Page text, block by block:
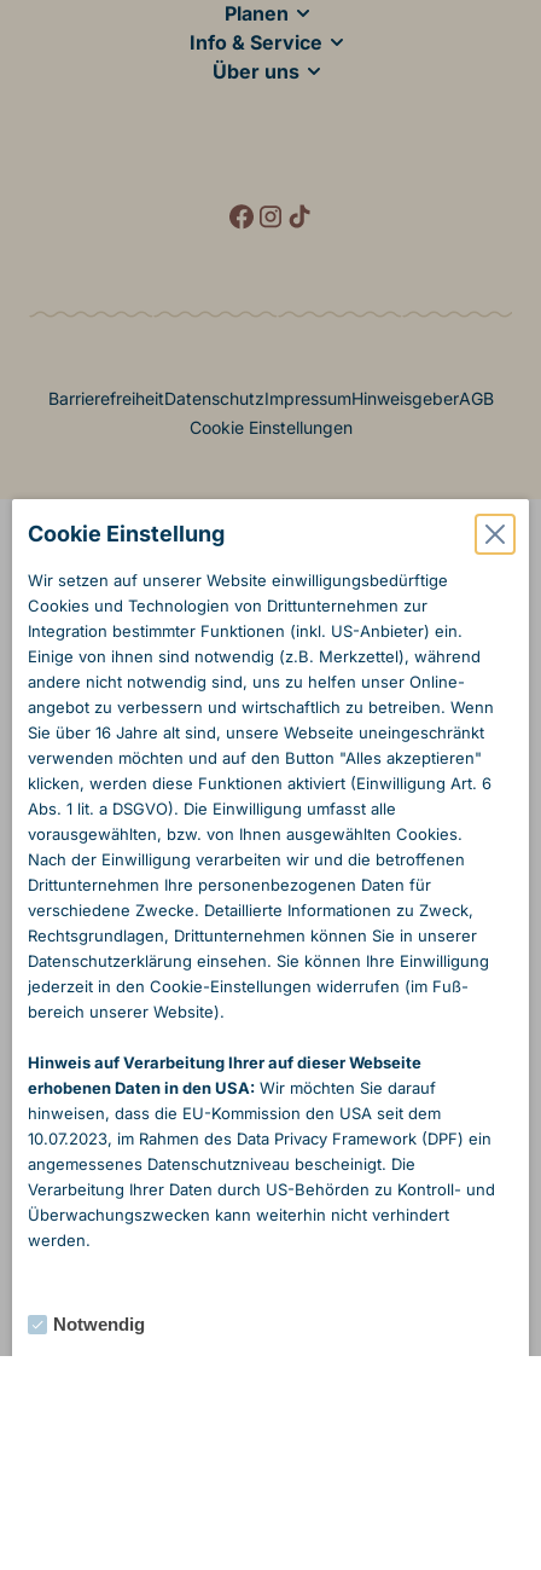
Planen
Info & Service
Über uns
Social Media
Footer Menü
BarrierefreiheitDatenschutzImpressumHinweisgeberAGB
Cookie Einstellungen
Cookie Einstellung
Wir setzen auf unserer Website einwilligungs­bedürftige
Cookies und Technologien von Dritt­unternehmen zur
Integration bestimmter Funktionen (inkl. US-Anbieter) ein.
Einige von ihnen sind notwendig (z.B. Merkzettel), während
andere nicht notwendig sind, uns zu helfen unser Online­
angebot zu verbessern und wirtschaftlich zu betreiben. Wenn
Sie über 16 Jahre alt sind, unsere Webseite unein­geschränkt
verwenden möchten und auf den Button "Alles akzeptieren"
klicken, werden diese Funktionen aktiviert (Einwilligung Art. 6
Abs. 1 lit. a DSGVO). Die Einwilligung umfasst alle
vorausgewählten, bzw. von Ihnen ausgewählten Cookies.
Nach der Einwilligung verarbeiten wir und die betroffenen
Dritt­unternehmen Ihre personen­bezogenen Daten für
verschiedene Zwecke. Detaillierte Informationen zu Zweck,
Rechts­grundlagen, Dritt­unternehmen können Sie in unserer
Daten­schutzerklärung einsehen. Sie können Ihre Einwilligung
jederzeit in den Cookie-Einstellungen widerrufen (im Fuß­
bereich unserer Website).
Hinweis auf Verarbeitung Ihrer auf dieser Webseite
erhobenen Daten in den USA:Wir möchten Sie darauf
hinweisen, dass die EU-Kommission den USA seit dem
10.07.2023, im Rahmen des Data Privacy Framework (DPF) ein
angemessenes Daten­schutzniveau bescheinigt. Die
Verarbeitung Ihrer Daten durch US-Behörden zu Kontroll- und
Überwachungs­zwecken kann weiterhin nicht verhindert
werden.
Notwendig